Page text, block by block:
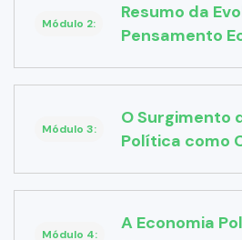
Módulo 2:
Resumo da
Pensamento
Módulo 3:
O Surgimento
Política como
Módulo 4:
A Economia